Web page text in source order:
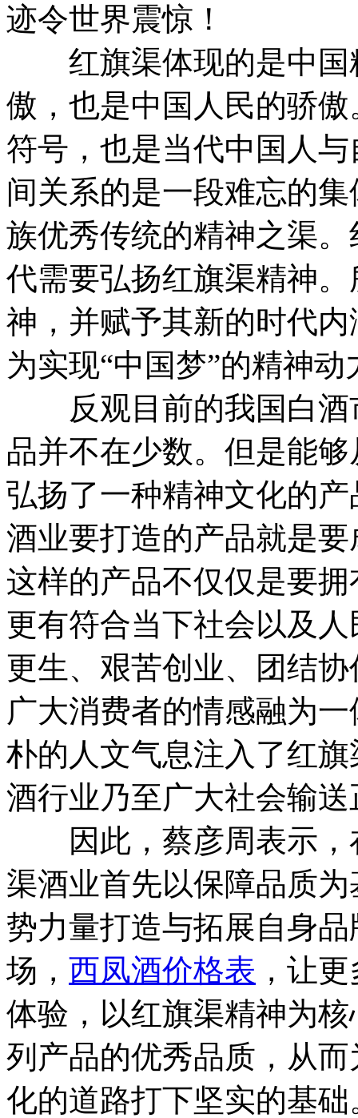
迹令世界震惊！
红旗渠体现的是中国
傲，也是中国人民的骄
符号，也是当代中国人
间关系的是一段难忘的
族优秀传统的精神之渠
代需要弘扬红旗渠精神
神，并赋予其新的时代
为实现“中国梦”的精神动
反观目前的我国白酒
品并不在少数。但是能
弘扬了一种精神文化的
酒业要打造的产品就是
这样的产品不仅仅是要
更有符合当下社会以及
更生、艰苦创业、团结
广大消费者的情感融为
朴的人文气息注入了红
酒行业乃至广大社会输
因此，蔡彦周表示，
渠酒业首先以保障品质
势力量打造与拓展自身
场， 西凤酒价格表 ，让
体验，以红旗渠精神为
列产品的优秀品质，从
化的道路打下坚实的基础